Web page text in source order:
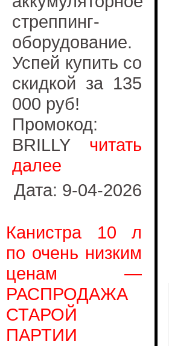
стреппинг-
оборудование.
Успей купить со
скидкой за 135
000 руб!
Промокод:
BRILLY читать
далее
Дата: 9-04-2026
Канистра 10 л
по очень низким
ценам —
РАСПРОДАЖА
СТАРОЙ
ПАРТИИ